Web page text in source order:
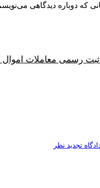
که دوباره دیدگاهی
رسمی معاملات اموال
تجدید نظر